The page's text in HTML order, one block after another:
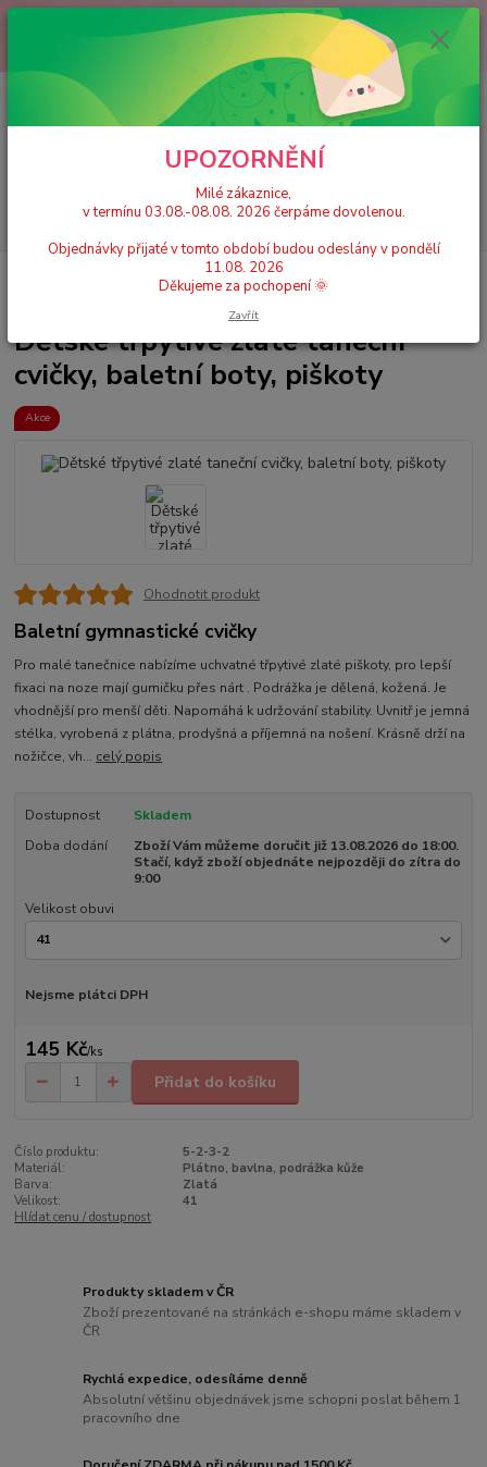
Milé zákaznice, v termínu 03.08.-08.08. 2026 čerpáme dovolenou.
Objednávky přijaté v tomto období budou odeslány v pondělí 11.08.
2026 Děkujeme za pochopení 🌞
CZK
Hledat
+420 777 224 390
(Po-Pá, 9-17 hod.)
0 Kč
Dětské taneční cvičky a piškoty
Dětské třpytivé zlaté taneční cvičky,
Dětské třpytivé zlaté taneční
cvičky, baletní boty, piškoty
Akce
Ohodnotit produkt
Baletní gymnastické cvičky
Pro malé tanečnice nabízíme uchvatné třpytivé zlaté piškoty, pro lepší
fixaci na noze mají gumičku přes nárt . Podrážka je dělená, kožená. Je
vhodnější pro menší děti. Napomáhá k udržování stability. Uvnitř je jemná
stélka, vyrobená z plátna, prodyšná a příjemná na nošení. Krásně drží na
nožičce, vh... celý popis
Dostupnost
Skladem
Doba dodání
Zboží Vám můžeme doručit již 13.08.2026 do 18:00.
Stačí, když zboží objednáte nejpozději do zítra do
9:00
Velikost obuvi
Nejsme plátci DPH
145 Kč/ks
Přidat do košíku
Číslo produktu:
5-2-3-2
Materiál:
Plátno, bavlna, podrážka kůže
Barva:
Zlatá
Velikost:
41
Hlídat cenu / dostupnost
Produkty skladem v ČR
Zboží prezentované na stránkách e-shopu máme skladem v
ČR
Rychlá expedice, odesíláme denně
Absolutní většinu objednávek jsme schopni poslat během 1
pracovního dne
UPOZORNĚNÍ
Milé zákaznice,
v termínu 03.08.-08.08. 2026 čerpáme dovolenou.
Objednávky přijaté v tomto období budou odeslány v pondělí
11.08. 2026
Děkujeme za pochopení 🌞
Zavřít